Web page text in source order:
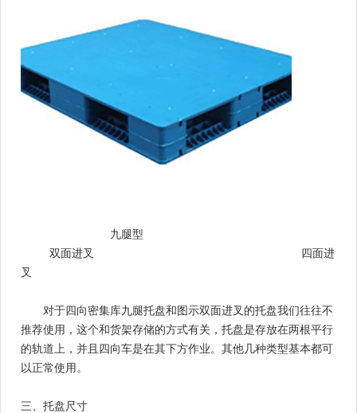
九腿型
双面进叉 四面进
叉
对于四向密集库九腿托盘和图示双面进叉的托盘我们往往不
推荐使用，这个和货架存储的方式有关，托盘是存放在两根平行
的轨道上，并且四向车是在其下方作业。其他几种类型基本都可
以正常使用。
三、托盘尺寸